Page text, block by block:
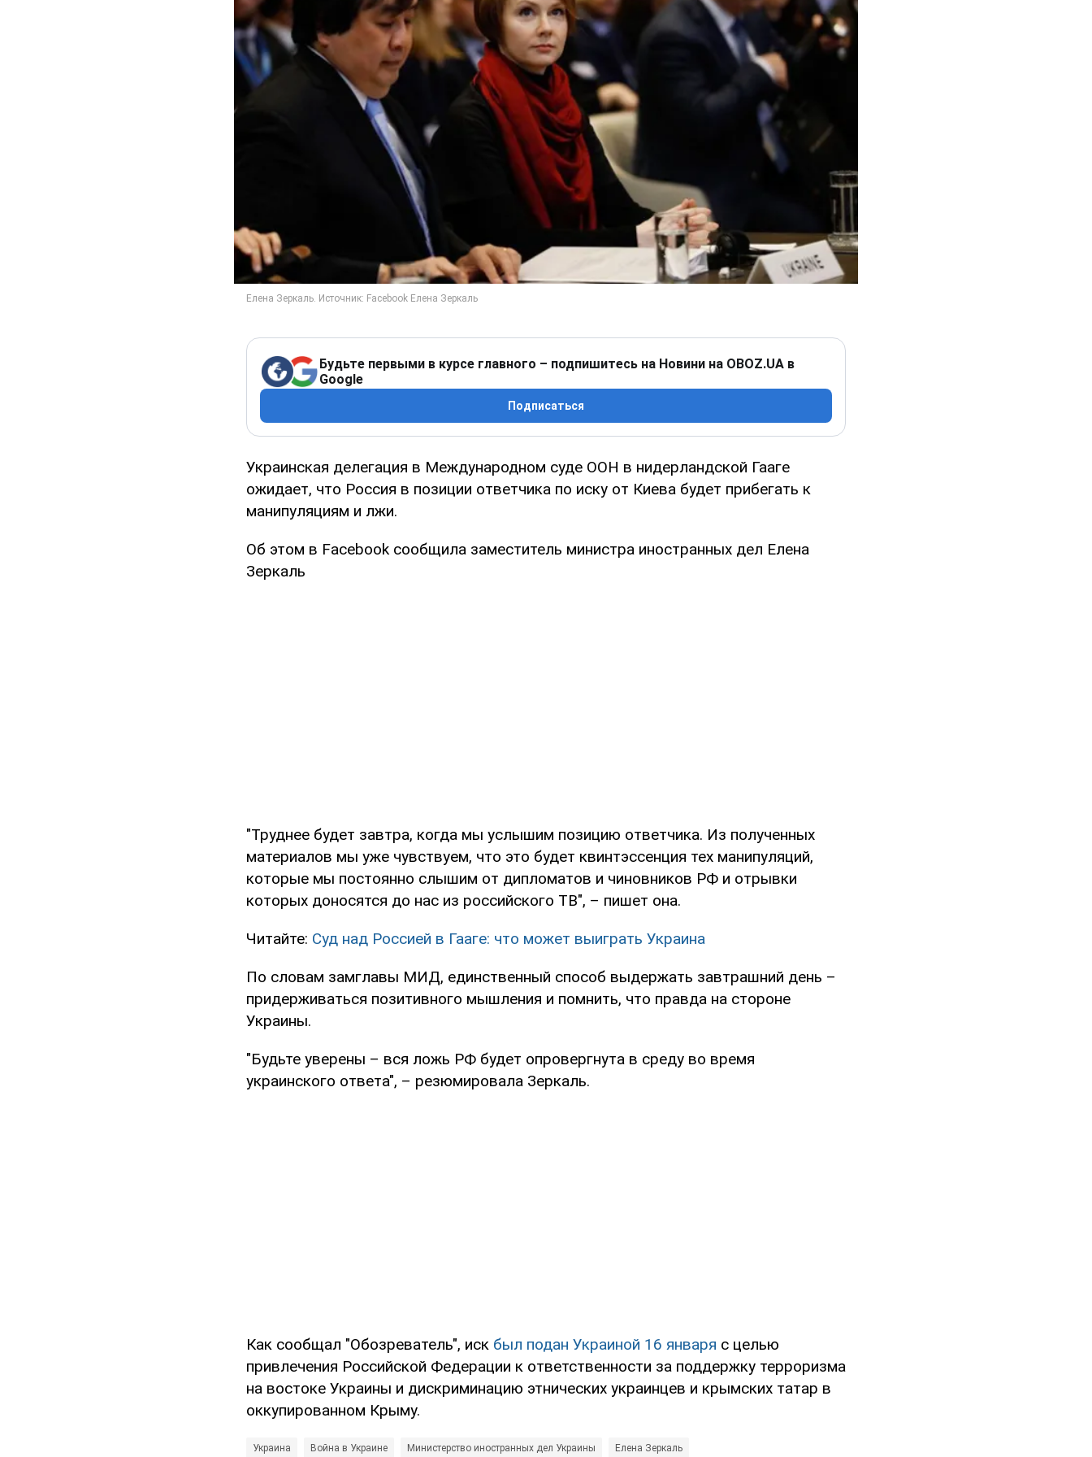
Будьте первыми в курсе главного – подпишитесь на Новини на OBOZ.UA в
Google
Подписаться
Украинская делегация в Международном суде ООН в нидерландской Гааге
ожидает, что Россия в позиции ответчика по иску от Киева будет прибегать к
манипуляциям и лжи.
Об этом в Facebook сообщила заместитель министра иностранных дел Елена
Зеркаль
"Труднее будет завтра, когда мы услышим позицию ответчика. Из полученных
материалов мы уже чувствуем, что это будет квинтэссенция тех манипуляций,
которые мы постоянно слышим от дипломатов и чиновников РФ и отрывки
которых доносятся до нас из российского ТВ", – пишет она.
Читайте: Суд над Россией в Гааге: что может выиграть Украина
По словам замглавы МИД, единственный способ выдержать завтрашний день –
придерживаться позитивного мышления и помнить, что правда на стороне
Украины.
"Будьте уверены – вся ложь РФ будет опровергнута в среду во время
украинского ответа", – резюмировала Зеркаль.
Как сообщал "Обозреватель", иск был подан Украиной 16 января с целью
привлечения Российской Федерации к ответственности за поддержку терроризма
на востоке Украины и дискриминацию этнических украинцев и крымских татар в
оккупированном Крыму.
Украина Война в Украине Министерство иностранных дел Украины Елена Зеркаль